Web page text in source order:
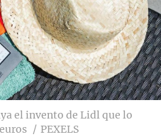
el invento de Lidl que lo
PEXELS